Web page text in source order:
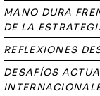
MANO DURA
DE LA
REFLEXIONES
DESAFÍOS